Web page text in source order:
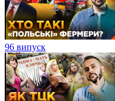
96 випуск